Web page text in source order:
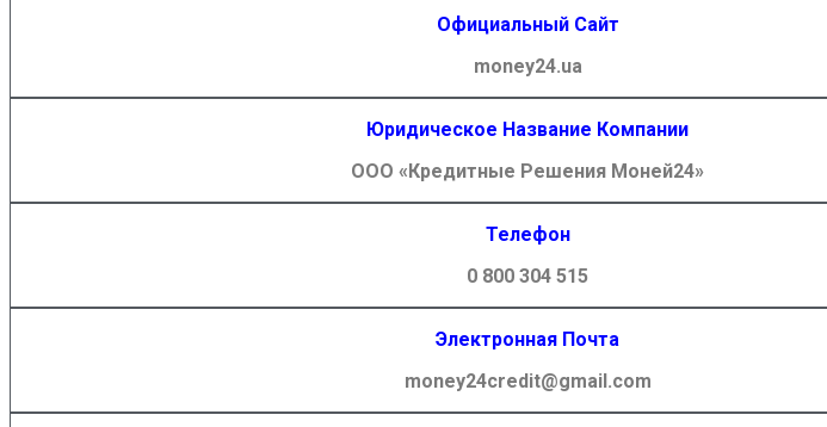
Официальный Сайт
money24.ua
Юридическое Название Компании
ООО «Кредитные Решения Моней24»
Телефон
0 800 304 515
Электронная Почта
money24credit@gmail.com